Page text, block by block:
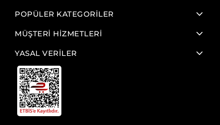
POPÜLER KATEGORİLER
MÜŞTERİ HİZMETLERİ
YASAL VERİLER